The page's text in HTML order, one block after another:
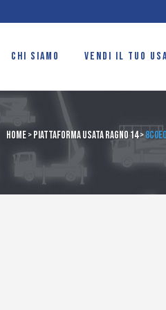
CHI SIAMO VENDI IL TUO
Home>Piattaforma usata ragno 14>